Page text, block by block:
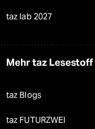
taz lab 2027
Mehr taz Lesestoff
taz Blogs
taz FUTURZWEI